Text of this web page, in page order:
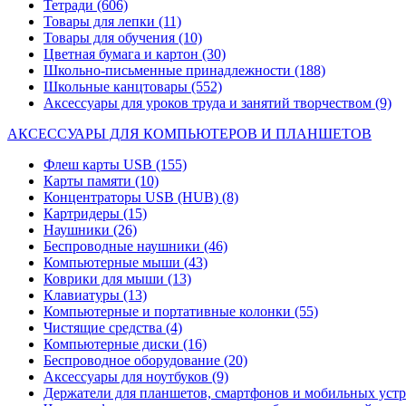
Тетради (606)
Товары для лепки (11)
Товары для обучения (10)
Цветная бумага и картон (30)
Школьно-письменные принадлежности (188)
Школьные канцтовары (552)
Аксессуары для уроков труда и занятий творчеством (9)
АКСЕССУАРЫ ДЛЯ КОМПЬЮТЕРОВ И ПЛАНШЕТОВ
Флеш карты USB (155)
Карты памяти (10)
Концентраторы USB (HUB) (8)
Картридеры (15)
Наушники (26)
Беспроводные наушники (46)
Компьютерные мыши (43)
Коврики для мыши (13)
Клавиатуры (13)
Компьютерные и портативные колонки (55)
Чистящие средства (4)
Компьютерные диски (16)
Беспроводное оборудование (20)
Аксессуары для ноутбуков (9)
Держатели для планшетов, смартфонов и мобильных